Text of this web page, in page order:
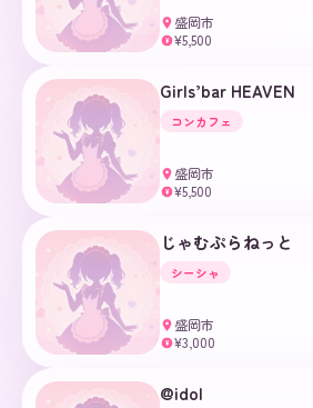
盛岡市
¥ ¥5,500
Girls’bar HEAVEN
コンカフェ
盛岡市
¥ ¥5,500
じゃむぷらねっと
シーシャ
盛岡市
¥ ¥3,000
@idol